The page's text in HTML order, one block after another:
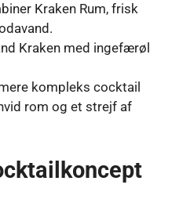
Kraken Rum, frisk
Kraken med ingefærøl
kompleks cocktail
rom og et strejf af